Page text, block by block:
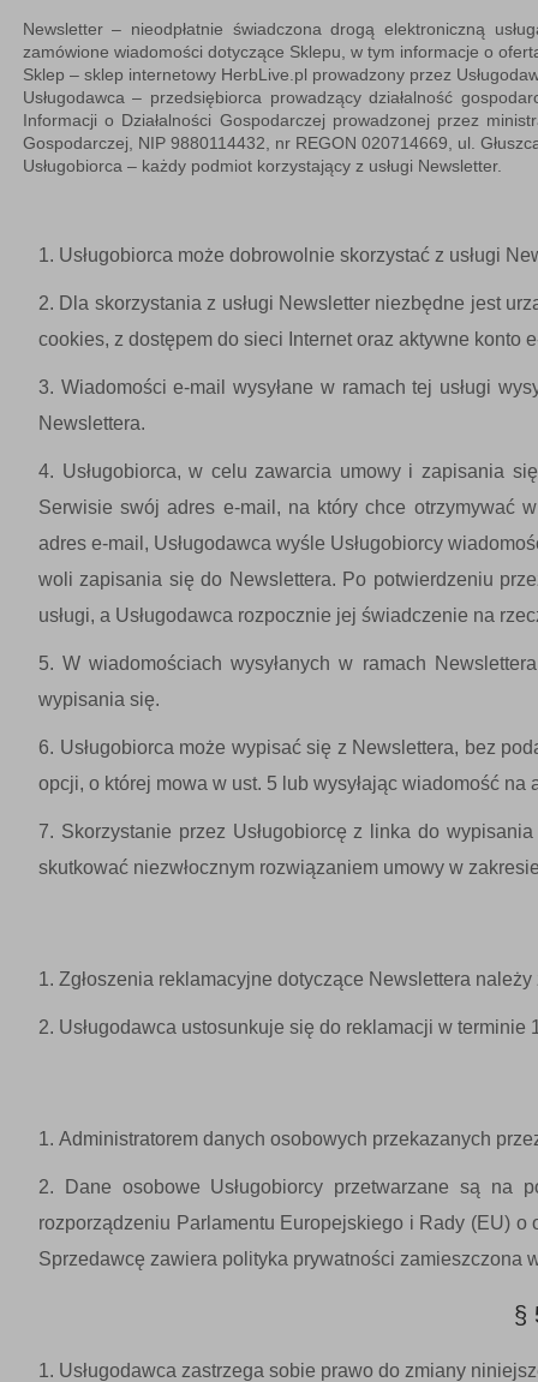
Newsletter– nieodpłatnie świadczona drogą elektroniczną
zamówione wiadomości dotyczące Sklepu, w tym informacje o
Sklep – sklep internetowy HerbLive.pl prowadzony przez
Usługodawca– przedsiębiorca prowadzący działalność
Informacji o Działalności Gospodarczej prowadzonej przez
Gospodarczej, NIP 9880114432, nr REGON 020714669, ul.
Usługobiorca– każdy podmiot korzystający z usługi Newsletter.
Usługobiorca może dobrowolnie skorzystać z usługi
Dla skorzystania z usługi Newsletter niezbędne jest
cookies, z dostępem do sieci Internet oraz aktywne konto
Wiadomości e-mail wysyłane w ramach tej usługi
Newslettera.
Usługobiorca, w celu zawarcia umowy i zapisania
Serwisie swój adres e-mail, na który chce otrzymywać
adres e-mail, Usługodawca wyśle Usługobiorcy
woli zapisania się do Newslettera. Po potwierdzeniu
usługi, a Usługodawca rozpocznie jej świadczenie na
W wiadomościach wysyłanych w ramach
wypisania się.
Usługobiorca może wypisać się z Newslettera, bez
opcji, o której mowa w ust. 5 lub wysyłając wiadomość
Skorzystanie przez Usługobiorcę z linka do
skutkować niezwłocznym rozwiązaniem umowy w
Zgłoszenia reklamacyjne dotyczące Newslettera
Usługodawca ustosunkuje się do reklamacji w
Administratorem danych osobowych przekazanych
Dane osobowe Usługobiorcy przetwarzane są
rozporządzeniu Parlamentu Europejskiego i Rady (EU)
Sprzedawcę zawiera polityka prywatności zamieszczona
§
Usługodawca zastrzega sobie prawo do zmiany